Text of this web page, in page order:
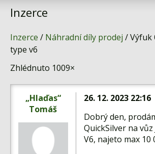
Modely Jaguar
Členové
Inzerce
Inzerce
Inzerce / Náhradní díly prodej / Výfuk
type v6
Zhlédnuto 1009×
„Hlaďas“
Tomáš
26. 12. 2023 22:16
Dobrý den,
QuickSilver na
V6, najeto max 10